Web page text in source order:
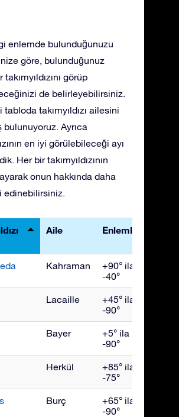
enlemde bulunduğunuzu
göre, bulunduğunuz
görüp
de belirleyebilirsiniz.
tabloda takımyıldızı ailesini
Ayrıca
en iyi görülebileceği ayı
Her bir takımyıldızının
onun hakkında daha
edinebilirsiniz.
Aile Enlemler
Kahraman
+90° ila
-40°
Lacaille
+45° ila
-90°
Bayer
+5° ila
-90°
Herkül
+85° ila
-75°
Burç
+65° ila
-90°